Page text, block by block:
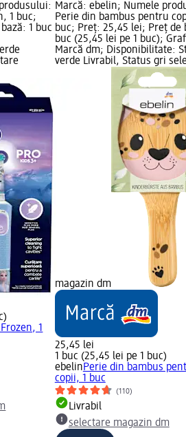
1 buc;
1 buc
1
Marcă: ebelin; Numele
Perie din bambus pentru
buc; Preț: 25,45 lei; Preț de
buc (25,45 lei pe 1 buc);
Marcă dm; Disponibilitate:
verde Livrabil, Status gri
magazin dm
25,45 lei
1 buc (25,45 lei pe 1 buc)
ebelinPerie din bambus
copii, 1 buc
(110)
Livrabil
selectare magazin dm